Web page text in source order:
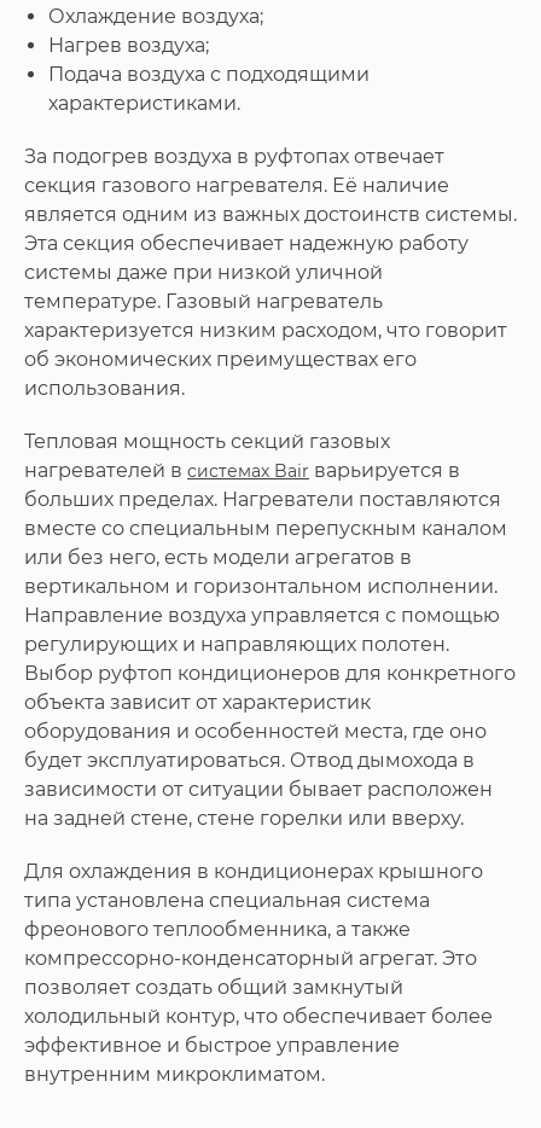
Охлаждение воздуха;
Нагрев воздуха;
Подача воздуха с подходящими
характеристиками.
За подогрев воздуха в руфтопах отвечает
секция газового нагревателя. Её наличие
является одним из важных достоинств системы.
Эта секция обеспечивает надежную работу
системы даже при низкой уличной
температуре. Газовый нагреватель
характеризуется низким расходом, что говорит
об экономических преимуществах его
использования.
Тепловая мощность секций газовых
нагревателей в системах Bair варьируется в
больших пределах. Нагреватели поставляются
вместе со специальным перепускным каналом
или без него, есть модели агрегатов в
вертикальном и горизонтальном исполнении.
Направление воздуха управляется с помощью
регулирующих и направляющих полотен.
Выбор руфтоп кондиционеров для конкретного
объекта зависит от характеристик
оборудования и особенностей места, где оно
будет эксплуатироваться. Отвод дымохода в
зависимости от ситуации бывает расположен
на задней стене, стене горелки или вверху.
Для охлаждения в кондиционерах крышного
типа установлена специальная система
фреонового теплообменника, а также
компрессорно-конденсаторный агрегат. Это
позволяет создать общий замкнутый
холодильный контур, что обеспечивает более
эффективное и быстрое управление
внутренним микроклиматом.